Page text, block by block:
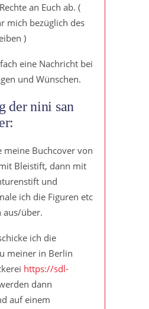
an Euch ab. (
mich bezüglich des
)
eine Nachricht bei
und Wünschen.
der nini san
meine Buchcover von
Bleistift, dann mit
und
ich die Figuren etc
aus/über.
ich die
meiner in Berlin
https://sdl-
dann
auf einem